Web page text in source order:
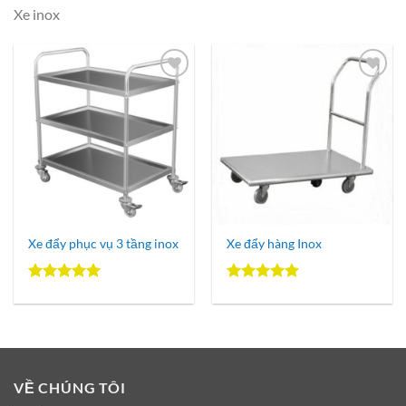
Xe inox
Add to
Xe đẩy phục vụ 3 tầng inox
hạng5.00
Add to
Wishlist
Xe đẩy hàng Inox
hạng5.00
VỀ CHÚNG TÔI